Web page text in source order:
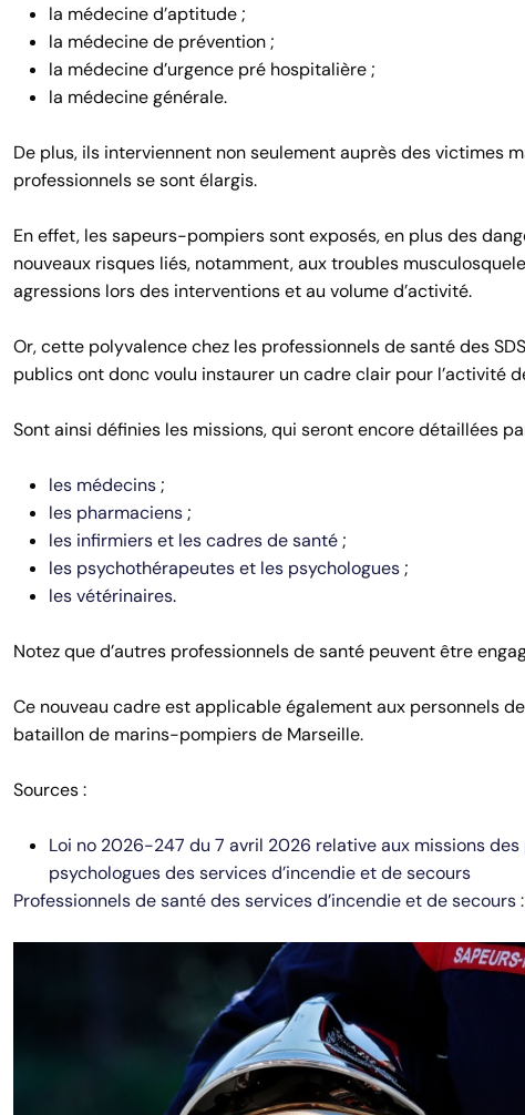
la médecine d’aptitude ;
la médecine de prévention ;
la médecine d’urgence pré hospitalière ;
la médecine générale.
De plus, ils interviennent non seulement auprès des victimes
professionnels se sont élargis.
En effet, les sapeurs-pompiers sont exposés, en plus des
nouveaux risques liés, notamment, aux troubles
agressions lors des interventions et au volume d’activité.
Or, cette polyvalence chez les professionnels de santé des
publics ont donc voulu instaurer un cadre clair pour l’activité
Sont ainsi définies les missions, qui seront encore détaillées
les médecins ;
les pharmaciens ;
les infirmiers et les cadres de santé ;
les psychothérapeutes et les psychologues ;
les vétérinaires.
Notez que d’autres professionnels de santé peuvent être
Ce nouveau cadre est applicable également aux personnels
bataillon de marins-pompiers de Marseille.
Sources :
Loi no 2026-247 du 7 avril 2026 relative aux missions
psychologues des services d’incendie et de secours
Professionnels de santé des services d’incendie et de secours